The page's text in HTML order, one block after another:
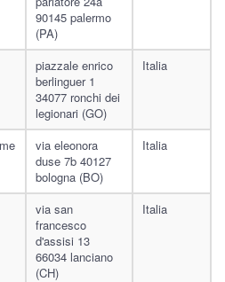
90145 palermo
(PA)
piazzale enrico
berlinguer 1
34077 ronchi dei
legionari (GO)
Italia
via eleonora
duse 7b 40127
bologna (BO)
Italia
via san
francesco
d'assisi 13
66034 lanciano
(CH)
Italia